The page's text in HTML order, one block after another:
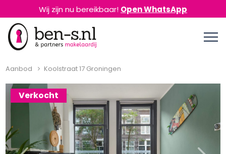
Wij zijn nu bereikbaar! Open WhatsApp
Aanbod Koolstraat 17 Groningen
Verkocht